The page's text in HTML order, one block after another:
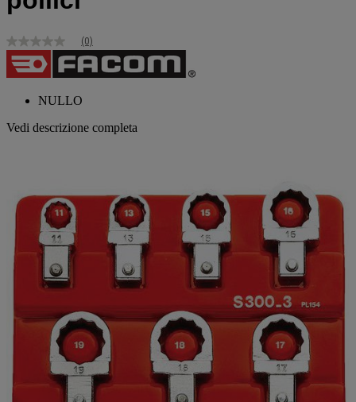
Nessuna
valutazione
Stesso
(0)
NULLO
Vedi descrizione completa